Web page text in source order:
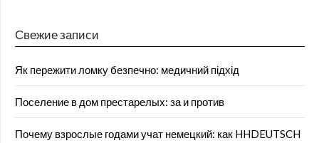
Свежие записи
Як пережити ломку безпечно: медичний підхід
Поселение в дом престарелых: за и против
Почему взрослые годами учат немецкий: как HHDEUTSCH